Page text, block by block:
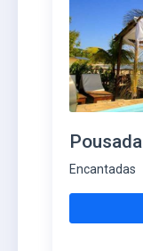
Encantadas